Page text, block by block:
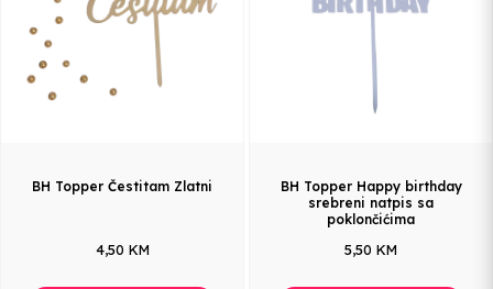
BH Topper Čestitam Zlatni
4,50 KM
BH Topper Happy birthday
srebreni natpis sa
poklončićima
5,50 KM